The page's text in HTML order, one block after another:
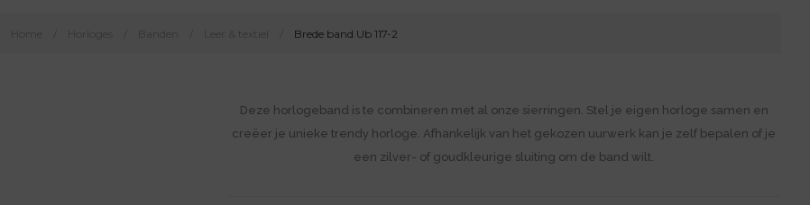
Brede band Ub 117-2
Deze horlogeband is te combineren met al onze sierringen. Stel je eigen horloge samen en
creëer je unieke trendy horloge. Afhankelijk van het gekozen uurwerk kan je zelf bepalen of je
een zilver- of goudkleurige sluiting om de band wilt.